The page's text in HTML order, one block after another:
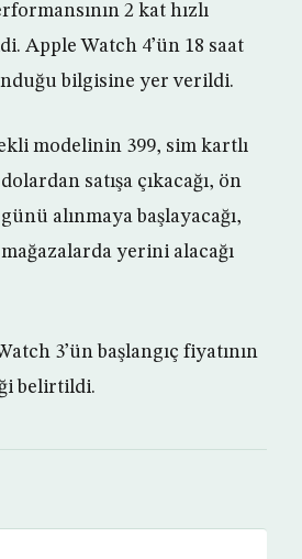
2 kat hızlı
Apple Watch 4’ün 18 saat
bilgisine yer verildi.
modelinin 399, sim kartlı
satışa çıkacağı, ön
alınmaya başlayacağı,
yerini alacağı
3’ün başlangıç fiyatının
belirtildi.